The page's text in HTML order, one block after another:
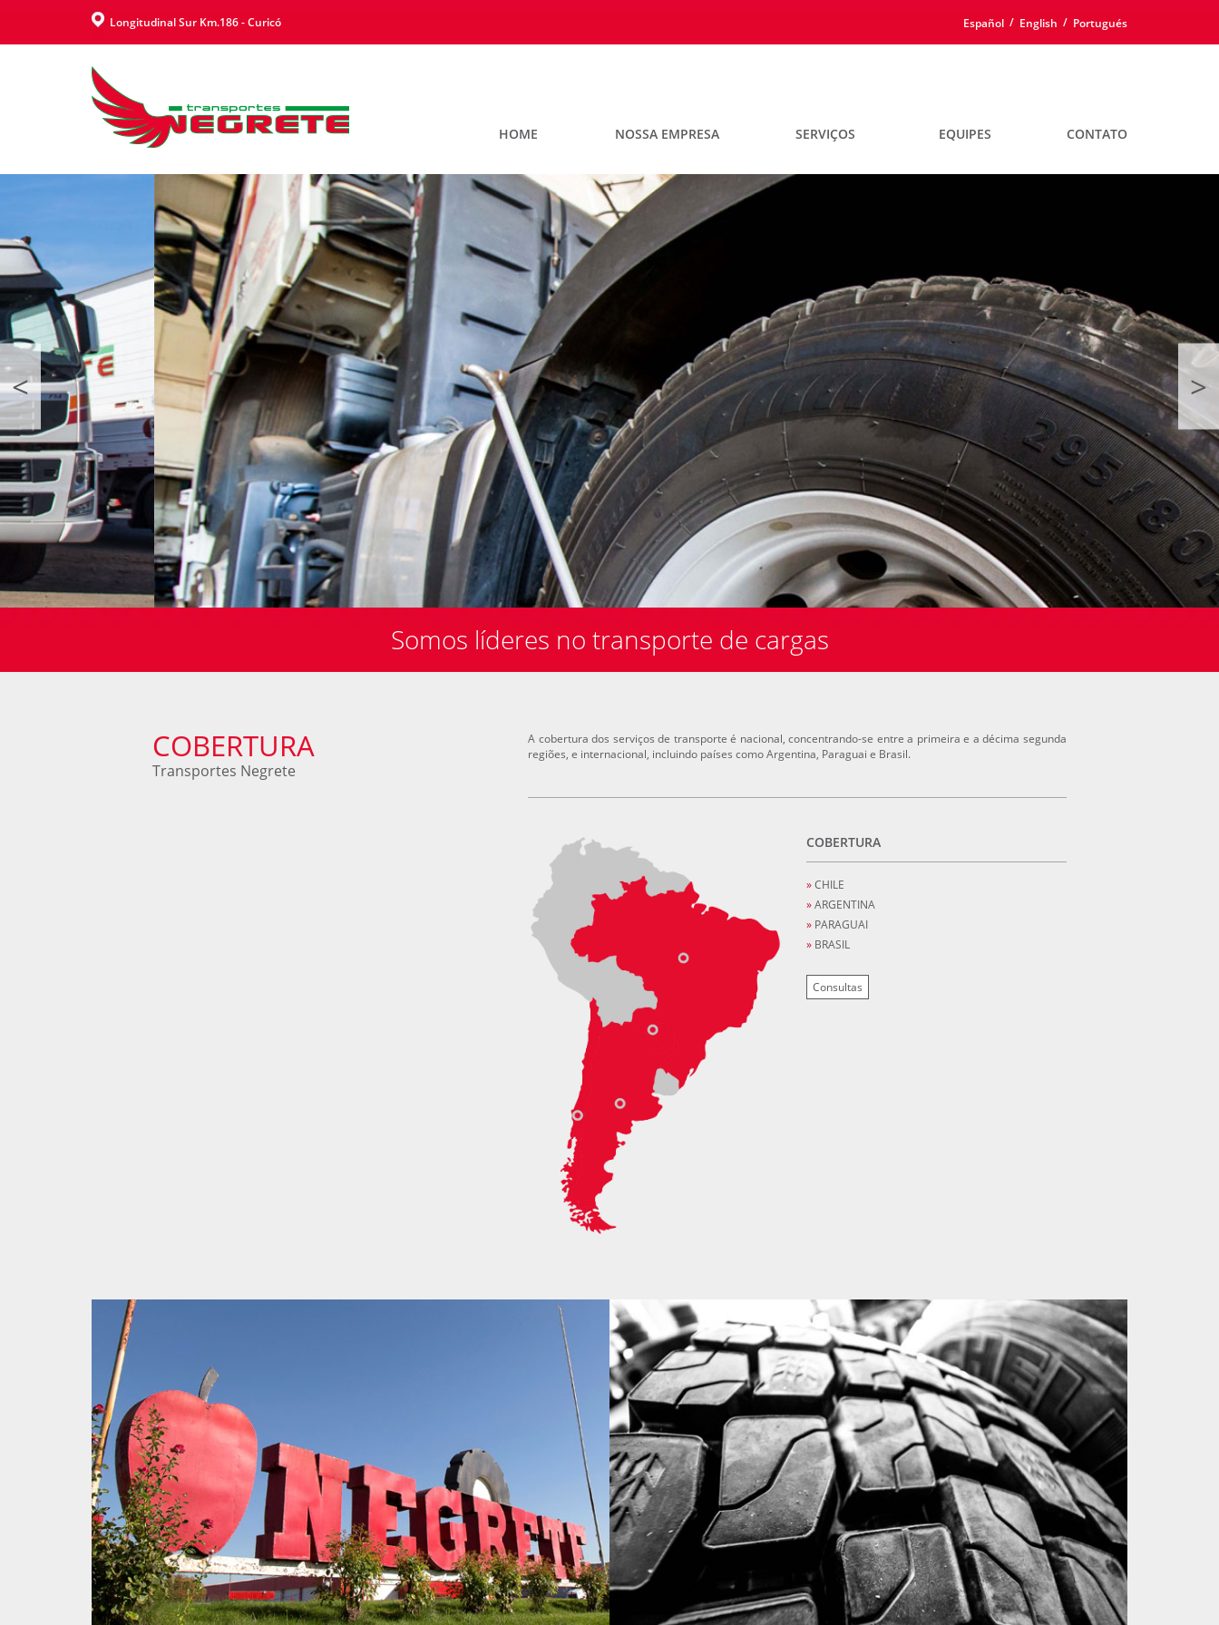
Longitudinal Sur Km.186 - Curicó Español / English / Portugués
HOME NOSSA EMPRESA SERVIÇOS EQUIPES CONTATO
< >
Somos líderes no transporte de cargas
COBERTURA
Transportes Negrete
A cobertura dos serviços de transporte é nacional, concentrando-se entre a primeira e a décima segunda
regiões, e internacional, incluindo países como Argentina, Paraguai e Brasil.
COBERTURA
»CHILE
»ARGENTINA
» PARAGUAI
» BRASIL
Consultas